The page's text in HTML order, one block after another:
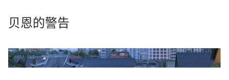
贝恩的警告